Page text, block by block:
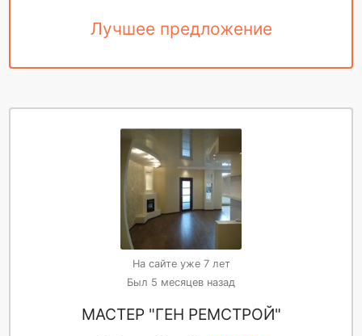
Лучшее предложение
На сайте уже 7 лет
Был 5 месяцев назад
МАСТЕР "ГЕН РЕМСТРОЙ"